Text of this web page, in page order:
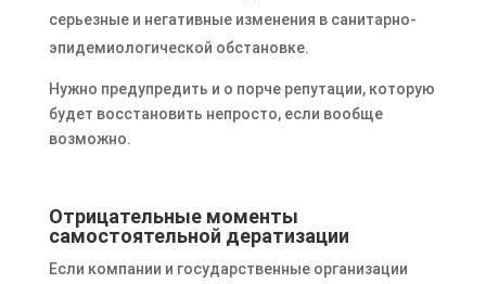
серьезные и негативные изменения в санитарно-
эпидемиологической обстановке.
Нужно предупредить и о порче репутации, которую
будет восстановить непросто, если вообще
возможно.
Отрицательные моменты
самостоятельной дератизации
Если компании и государственные организации